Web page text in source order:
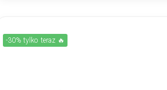
-30% tylko teraz 🔥